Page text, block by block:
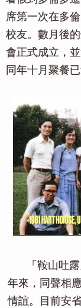
席第一次在多
校友。數月後
會正式成立，
同年十月聚餐
「鞍山吐露
年來，同聲相
情誼。目前安